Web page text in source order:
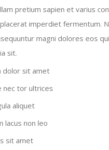
pretium sapien et varius
imperdiet fermentum.
magni dolores eos
sit.
dolor sit amet
nec tor ultrices
aliquet
lacus non leo
sit amet